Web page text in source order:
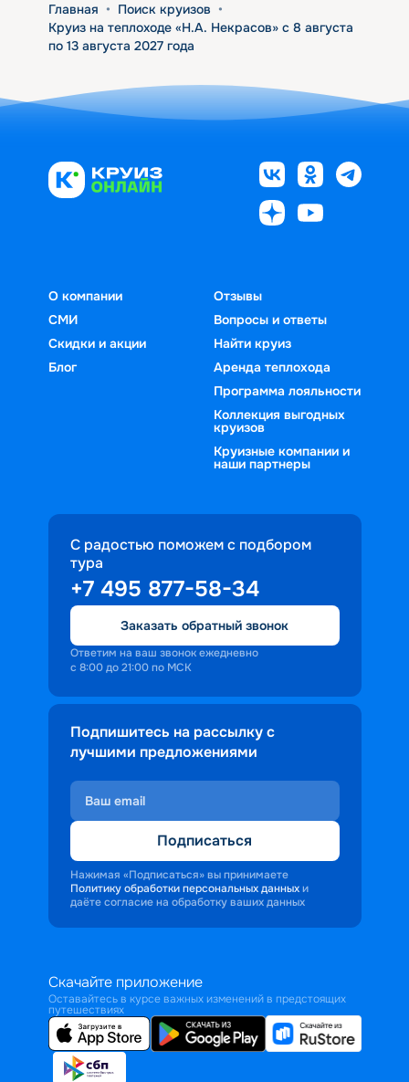
Главная • Поиск круизов •
Круиз на теплоходе «Н.А. Некрасов» с 8 августа
по 13 августа 2027 года
О компании
СМИ
Скидки и акции
Блог
Отзывы
Вопросы и ответы
Найти круиз
Аренда теплохода
Программа лояльности
Коллекция выгодных
круизов
Круизные компании и
наши партнеры
С радостью поможем с подбором
тура
+7 495 877-58-34
Заказать обратный звонок
Ответим на ваш звонок ежедневно
с 8:00 до 21:00 по МСК
Подпишитесь на рассылку с
лучшими предложениями
Подписаться
Нажимая «Подписаться» вы принимаете
Политику обработки персональных данных и
даёте согласие на обработку ваших данных
Скачайте приложение
Оставайтесь в курсе важных изменений в предстоящих
путешествиях